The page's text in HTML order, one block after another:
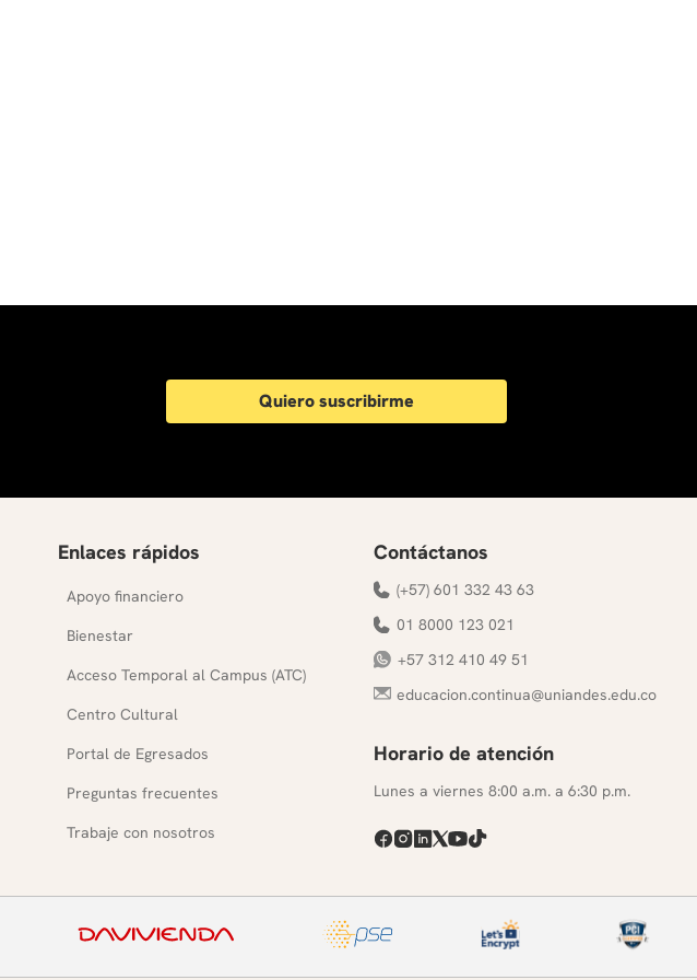
Quiero suscribirme
Enlaces rápidos
Apoyo financiero
Bienestar
Acceso Temporal al Campus (ATC)
Centro Cultural
Portal de Egresados
Preguntas frecuentes
Trabaje con nosotros
Contáctanos
(+57) 601 332 43 63
01 8000 123 021
+57 312 410 49 51
educacion.continua@uniandes.edu.co
Horario de atención
Lunes a viernes 8:00 a.m. a 6:30 p.m.